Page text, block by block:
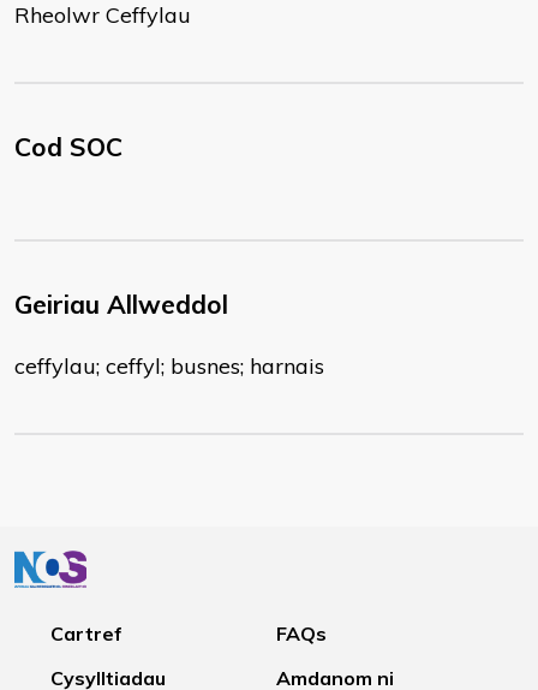
Rheolwr Ceffylau
Cod SOC
Geiriau Allweddol
ceffylau; ceffyl; busnes; harnais
Cartref
FAQs
Cysylltiadau
Amdanom ni